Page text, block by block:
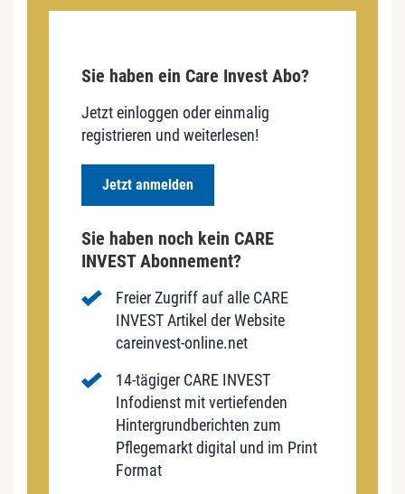
Sie haben ein Care Invest Abo?
Jetzt einloggen oder einmalig
registrieren und weiterlesen!
Jetzt anmelden
Sie haben noch kein CARE
INVEST Abonnement?
Freier Zugriff auf alle CARE
INVEST Artikel der Website
careinvest-online.net
14-tägiger CARE INVEST
Infodienst mit vertiefenden
Hintergrundberichten zum
Pflegemarkt digital und im Print
Format